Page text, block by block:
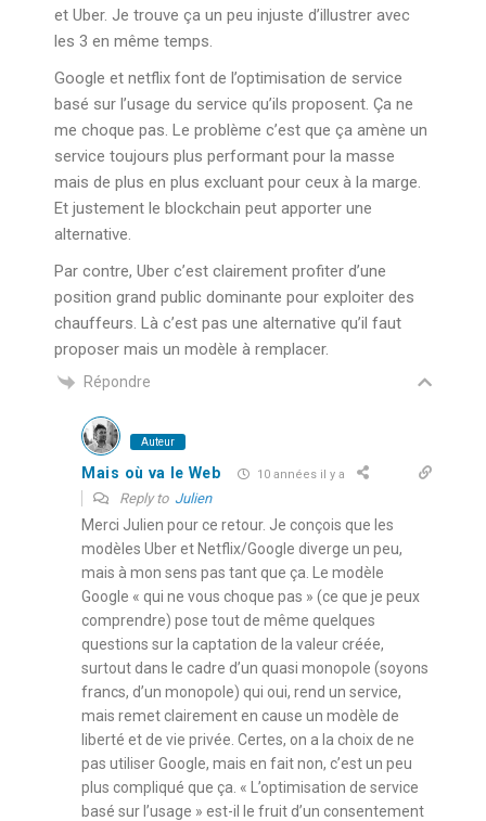
et Uber. Je trouve ça un peu injuste d’illustrer avec
les 3 en même temps.
Google et netflix font de l’optimisation de service
basé sur l’usage du service qu’ils proposent. Ça ne
me choque pas. Le problème c’est que ça amène un
service toujours plus performant pour la masse
mais de plus en plus excluant pour ceux à la marge.
Et justement le blockchain peut apporter une
alternative.
Par contre, Uber c’est clairement profiter d’une
position grand public dominante pour exploiter des
chauffeurs. Là c’est pas une alternative qu’il faut
proposer mais un modèle à remplacer.
Répondre
Auteur
Mais où va le Web 10 années il y a
Reply to Julien
Merci Julien pour ce retour. Je conçois que les
modèles Uber et Netflix/Google diverge un peu,
mais à mon sens pas tant que ça. Le modèle
Google « qui ne vous choque pas » (ce que je peux
comprendre) pose tout de même quelques
questions sur la captation de la valeur créée,
surtout dans le cadre d’un quasi monopole (soyons
francs, d’un monopole) qui oui, rend un service,
mais remet clairement en cause un modèle de
liberté et de vie privée. Certes, on a la choix de ne
pas utiliser Google, mais en fait non, c’est un peu
plus compliqué que ça. « L’optimisation de service
basé sur l’usage » est-il le fruit d’un consentement